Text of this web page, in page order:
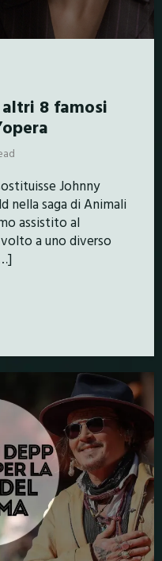
8 famosi
Johnny
nella saga di Animali
assistito al
a uno diverso